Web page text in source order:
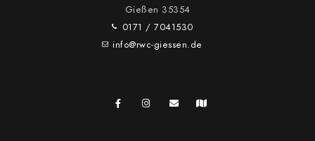
Gießen 35354
0171 / 7041530
info@rwc-giessen.de